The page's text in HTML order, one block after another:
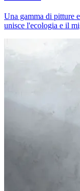
Una gamma di pitture
unisce l'ecologia e il